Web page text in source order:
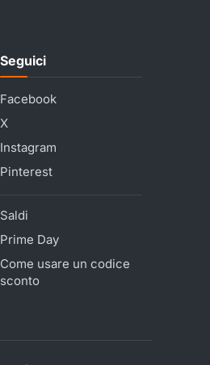
Seguici
Facebook
X
Instagram
Pinterest
Saldi
Prime Day
Come usare un codice
sconto